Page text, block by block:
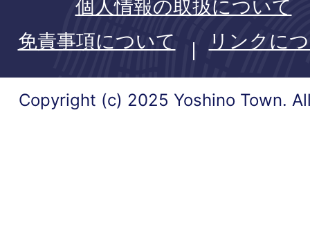
個人情報の取扱について
免責事項について
リンクに
Copyright (c) 2025 Yoshino Town.